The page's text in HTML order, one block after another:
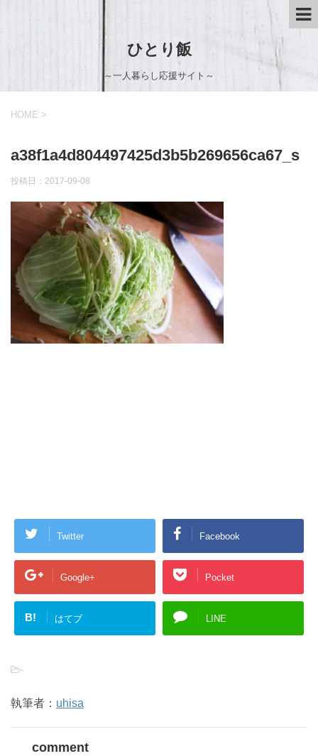
ひとり飯
～一人暮らし応援サイト～
HOME >
a38f1a4d804497425d3b5b269656ca67_s
投稿日： 2017-09-08
Twitter Facebook
Google+ Pocket
B! はてブ LINE
-
執筆者： uhisa
comment